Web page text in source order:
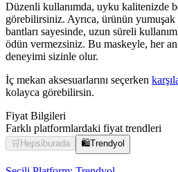
Düzenli kullanımda, uyku kalitenizde
görebilirsiniz. Ayrıca, ürünün
bantları sayesinde, uzun süreli
ödün vermezsiniz. Bu maskeyle, her
deneyimi sizinle olur.
İç mekan aksesuarlarını seçerken
kolayca görebilirsin.
Fiyat Bilgileri
Farklı platformlardaki fiyat trendleri
🛒 Hepsiburada 🛍️Trendyol